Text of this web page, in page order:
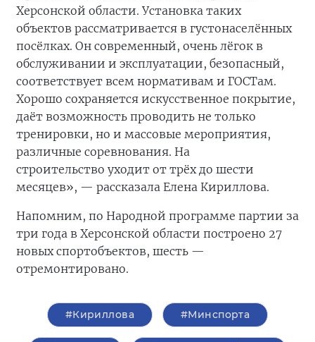
Херсонской области. Установка таких
объектов рассматривается в густонаселённых
посёлках. Он современный, очень лёгок в
обслуживании и эксплуатации, безопасный,
соответствует всем нормативам и ГОСТам.
Хорошо сохраняется искусственное покрытие,
даёт возможность проводить не только
тренировки, но и массовые мероприятия,
различные соревнования. На
строительство уходит от трёх до шести
месяцев», — рассказала Елена Кириллова.
Напомним, по Народной программе партии за
три года в Херсонской области построено 27
новых спортобъектов, шесть —
отремонтировано.
#Кириллова #Минспорта